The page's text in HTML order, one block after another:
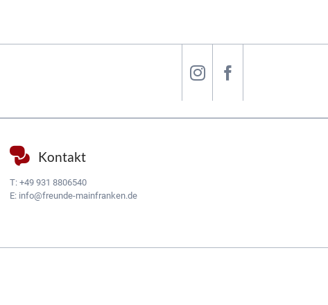
Kontakt
T: +49 931 8806540
E: info@freunde-mainfranken.de